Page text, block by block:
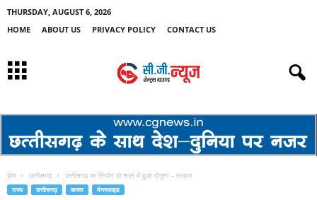
THURSDAY, AUGUST 6, 2026
HOME
ABOUT US PRIVACY POLICY CONTACT US
होम छत्तीसगढ़ छत्तीसगढ़ का निर्यात दो साल में हुआ दोगुना – लखमा
राज्य छत्तीसगढ़ बाजार मेनस्लाइड